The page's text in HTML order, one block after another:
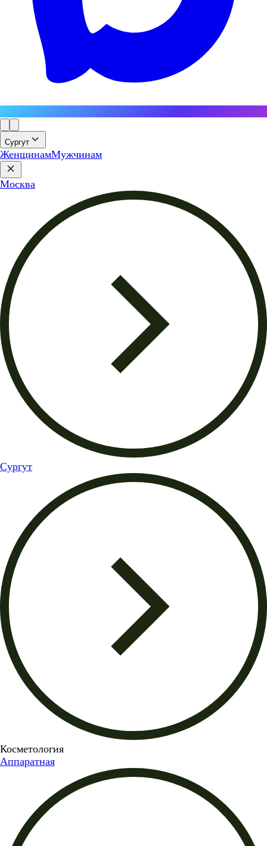
Сургут
ЖенщинамМужчинам
Москва
Сургут
Косметология
Аппаратная